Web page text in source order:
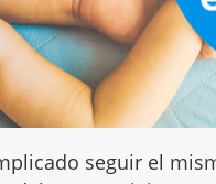
seguir el